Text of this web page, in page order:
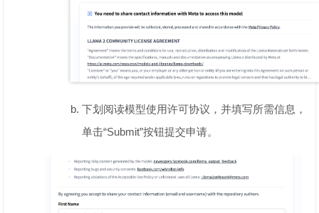
下划阅读模型使用许可协议，并填写所需信息，
单击“Submit”按钮提交申请。